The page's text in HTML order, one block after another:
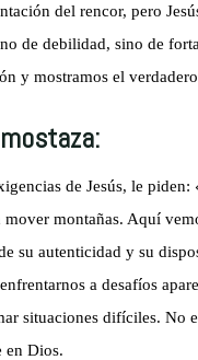
del rencor, pero
de debilidad, sino de
y mostramos el
de Jesús, le
montañas. Aquí
su autenticidad y su
a desafíos
situaciones difíciles. No
en Dios.